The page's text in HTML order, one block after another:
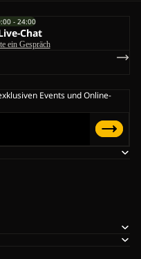
- 24:00
Chat
ein Gespräch
Events und Online-